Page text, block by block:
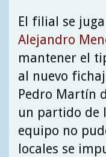
El filial se
Alejandro
mantener el
al nuevo
Pedro Martín
un partido de
equipo no
locales se